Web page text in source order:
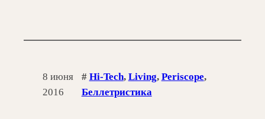
8 июня
2016
# Hi-Tech, Living, Periscope ,
Беллетристика